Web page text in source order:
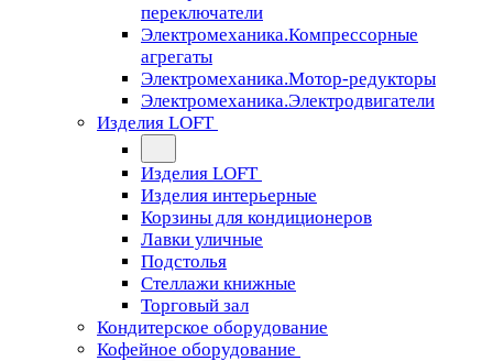
переключатели
Электромеханика.Компрессорные
агрегаты
Электромеханика.Мотор-редукторы
Электромеханика.Электродвигатели
Изделия LOFT
Изделия LOFT
Изделия интерьерные
Корзины для кондиционеров
Лавки уличные
Подстолья
Стеллажи книжные
Торговый зал
Кондитерское оборудование
Кофейное оборудование